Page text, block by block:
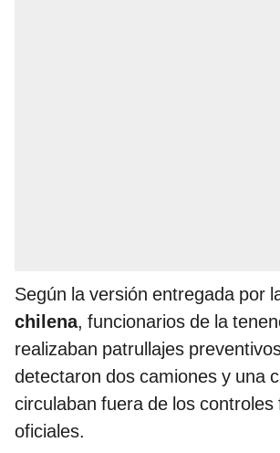
Según la versión entregada por
chilena, funcionarios de la
realizaban patrullajes
detectaron dos camiones y una
circulaban fuera de los
oficiales.